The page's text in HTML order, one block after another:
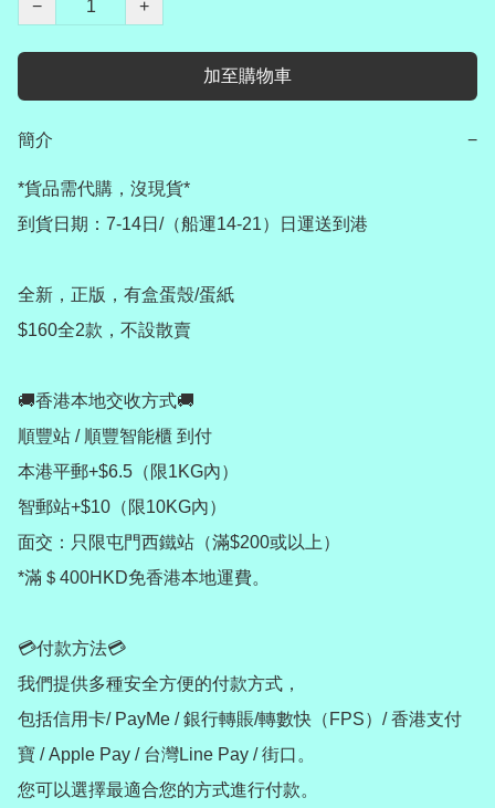
−
+
加至購物車
簡介 −
*貨品需代購，沒現貨*
到貨日期：7-14日/（船運14-21）日運送到港
全新，正版，有盒蛋殼/蛋紙
$160全2款，不設散賣
🚚香港本地交收方式🚚
順豐站 / 順豐智能櫃 到付
本港平郵+$6.5（限1KG內）
智郵站+$10（限10KG內）
面交：只限屯門西鐵站（滿$200或以上）
*滿＄400HKD免香港本地運費。
💳付款方法💳
我們提供多種安全方便的付款方式，
包括信用卡/ PayMe / 銀行轉賬/轉數快（FPS）/ 香港支付
寶 / Apple Pay / 台灣Line Pay / 街口。
您可以選擇最適合您的方式進行付款。